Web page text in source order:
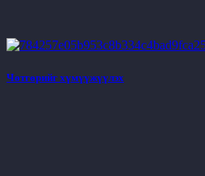
Чөтгөрийг хүмүүжүүлэх